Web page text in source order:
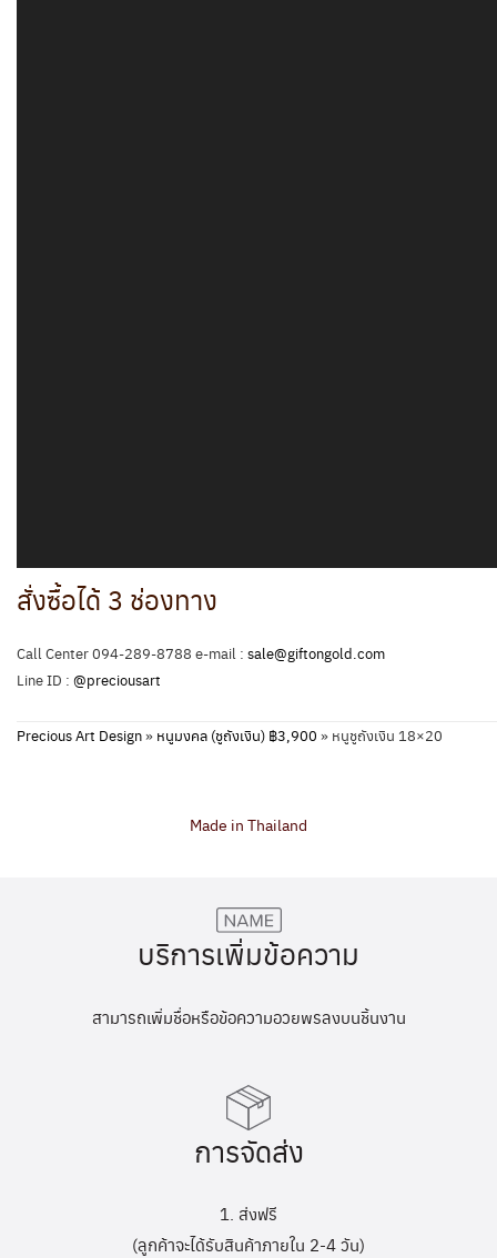
สั่งซื้อได้ 3 ช่องทาง
Call Center 094-289-8788 e-mail : sale@giftongold.com
Line ID : @preciousart
Precious Art Design» หนูมงคล (ชูถังเงิน) ฿3,900 » หนูชูถังเงิน 18×20
Made in Thailand
บริการเพิ่มข้อความ
สามารถเพิ่มชื่อหรือข้อความอวยพรลงบนชิ้นงาน
การจัดส่ง
1. ส่งฟรี
(ลูกค้าจะได้รับสินค้าภายใน 2-4 วัน)